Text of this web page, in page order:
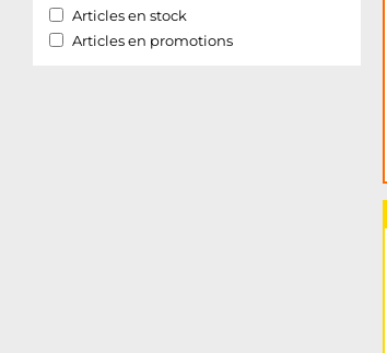
Articles en stock
Articles en promotions